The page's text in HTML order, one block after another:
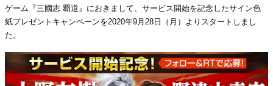
ゲーム『三國志 覇道』におきまして、サービス開始を記念したサイン色
紙プレゼントキャンペーンを2020年9月28日（月）よりスタートしまし
た。